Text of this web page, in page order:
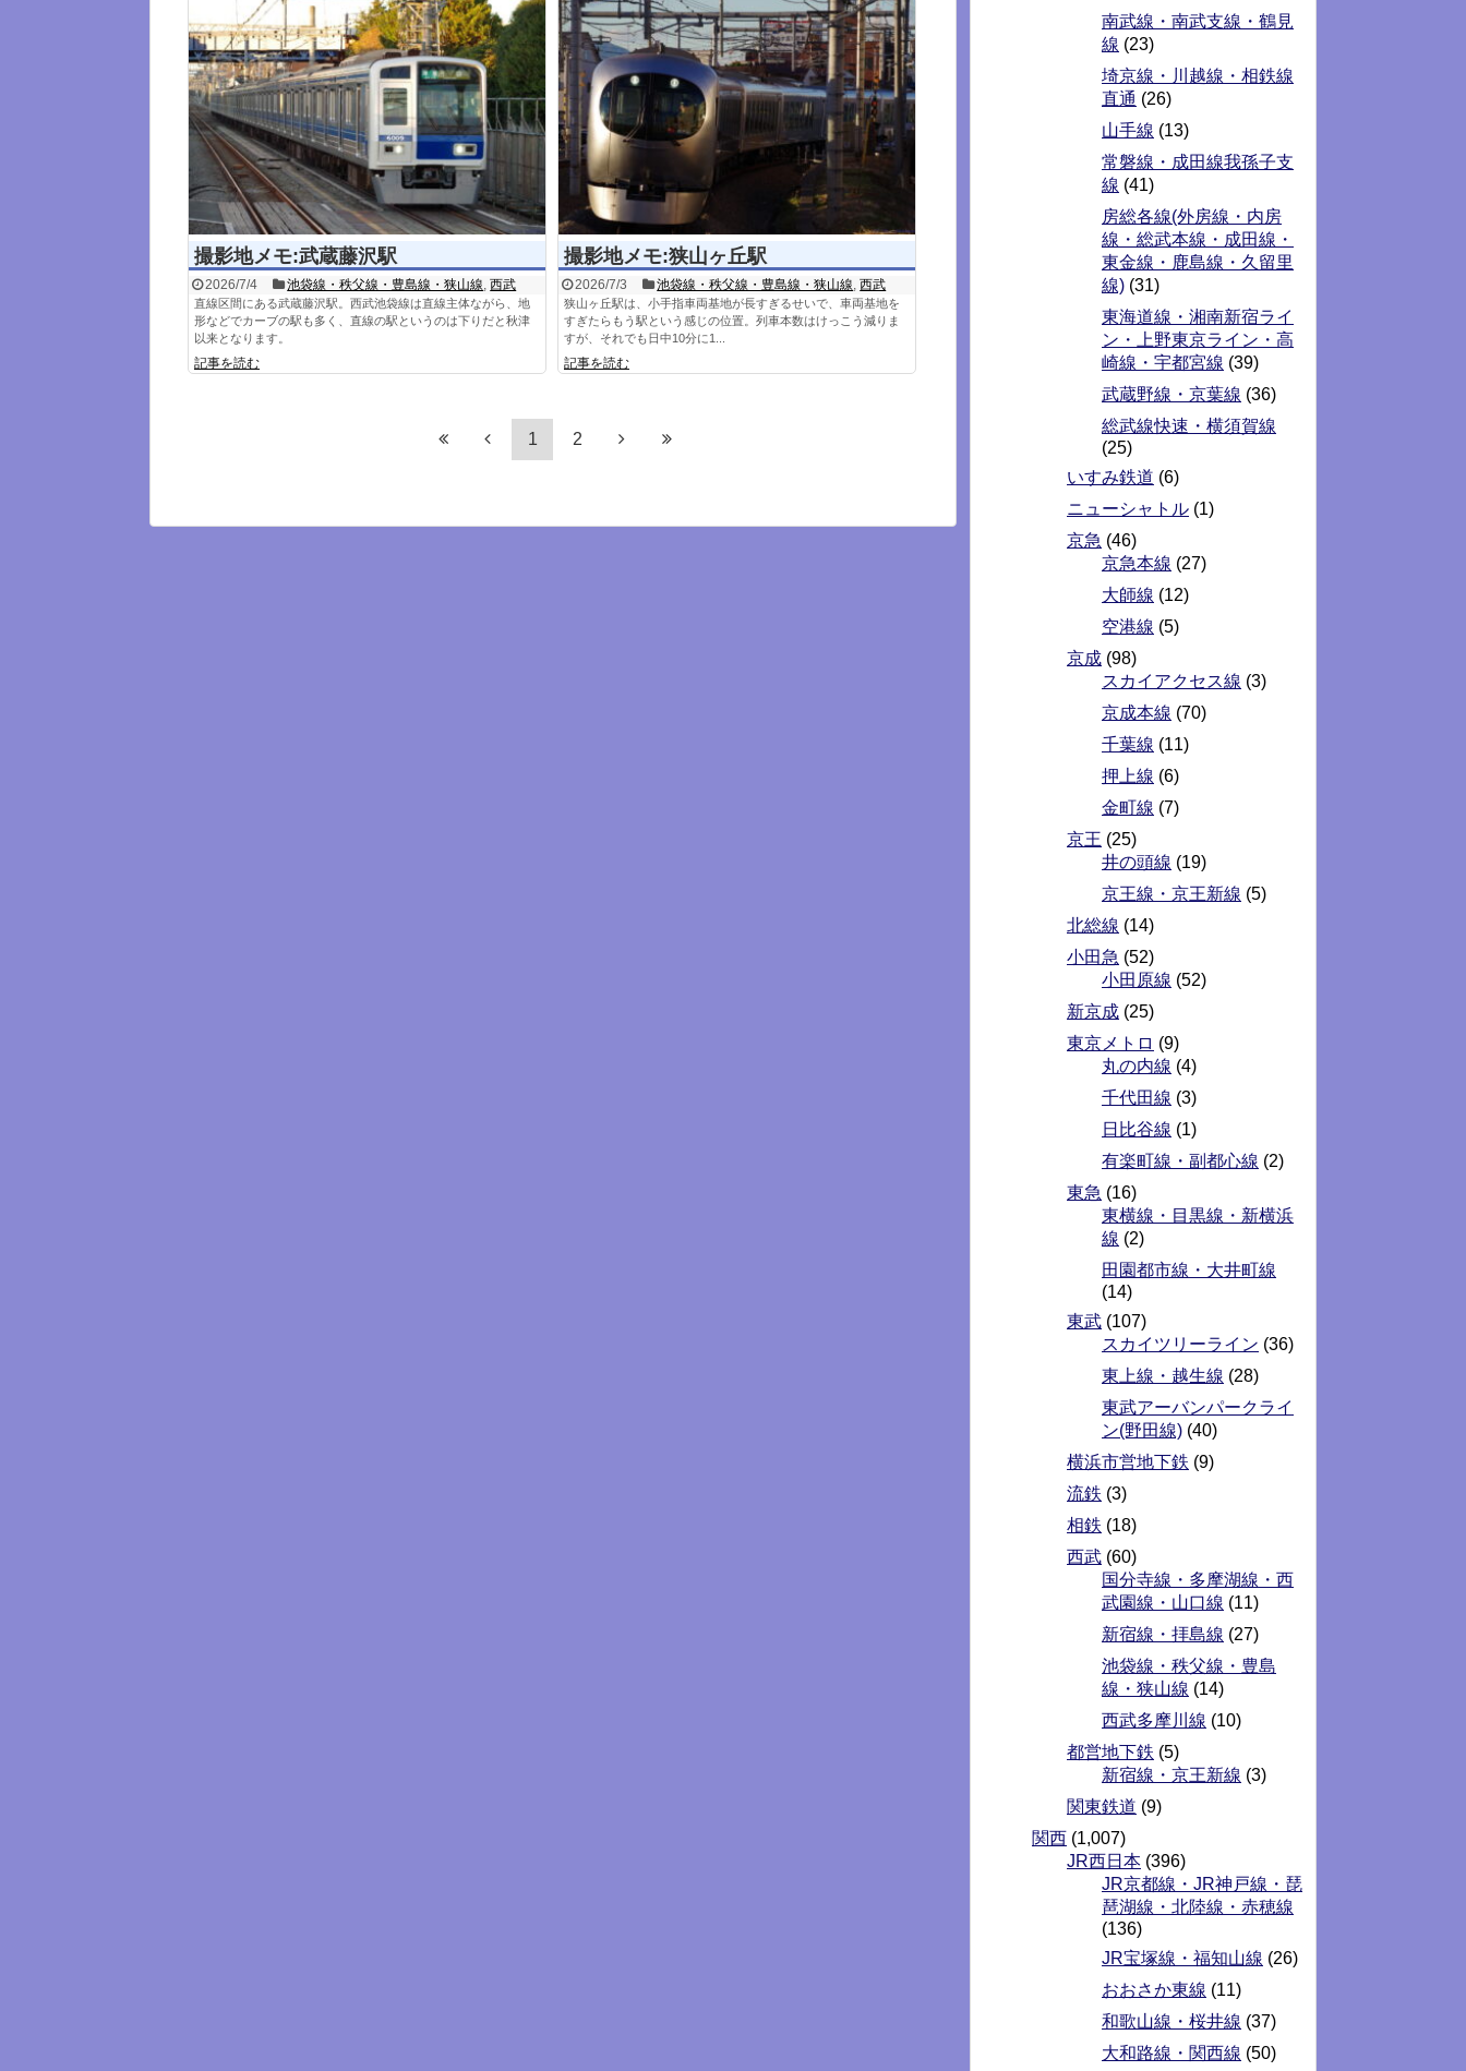
撮影地メモ:武蔵藤沢駅
2026/7/4 池袋線・秩父線・豊島線・狭山線 ,西武
直線区間にある武蔵藤沢駅。西武池袋線は直線主体ながら、地
形などでカーブの駅も多く、直線の駅というのは下りだと秋津
以来となります。
記事を読む
撮影地メモ:狭山ヶ丘駅
2026/7/3 池袋線・秩父線・豊島線・狭山線 ,西武
狭山ヶ丘駅は、小手指車両基地が長すぎるせいで、車両基地を
すぎたらもう駅という感じの位置。列車本数はけっこう減りま
すが、それでも日中10分に1...
記事を読む
1 2
南武線・南武支線・鶴見
線 (23)
埼京線・川越線・相鉄線
直通 (26)
山手線 (13)
常磐線・成田線我孫子支
線 (41)
房総各線(外房線・内房
線・総武本線・成田線・
東金線・鹿島線・久留里
線) (31)
東海道線・湘南新宿ライ
ン・上野東京ライン・高
崎線・宇都宮線 (39)
武蔵野線・京葉線 (36)
総武線快速・横須賀線
(25)
いすみ鉄道 (6)
ニューシャトル (1)
京急 (46)
京急本線 (27)
大師線 (12)
空港線 (5)
京成 (98)
スカイアクセス線 (3)
京成本線 (70)
千葉線 (11)
押上線 (6)
金町線 (7)
京王 (25)
井の頭線 (19)
京王線・京王新線 (5)
北総線 (14)
小田急 (52)
小田原線 (52)
新京成 (25)
東京メトロ (9)
丸の内線 (4)
千代田線 (3)
日比谷線 (1)
有楽町線・副都心線 (2)
東急 (16)
東横線・目黒線・新横浜
線 (2)
田園都市線・大井町線
(14)
東武 (107)
スカイツリーライン (36)
東上線・越生線 (28)
東武アーバンパークライ
ン(野田線) (40)
横浜市営地下鉄 (9)
流鉄 (3)
相鉄 (18)
西武 (60)
国分寺線・多摩湖線・西
武園線・山口線 (11)
新宿線・拝島線 (27)
池袋線・秩父線・豊島
線・狭山線 (14)
西武多摩川線 (10)
都営地下鉄 (5)
新宿線・京王新線 (3)
関東鉄道 (9)
関西 (1,007)
JR西日本 (396)
JR京都線・JR神戸線・琵
琶湖線・北陸線・赤穂線
(136)
JR宝塚線・福知山線 (26)
おおさか東線 (11)
和歌山線・桜井線 (37)
大和路線・関西線 (50)